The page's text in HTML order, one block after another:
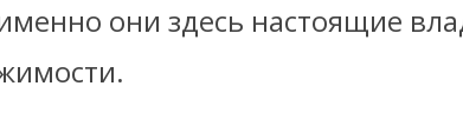
они здесь настоящие